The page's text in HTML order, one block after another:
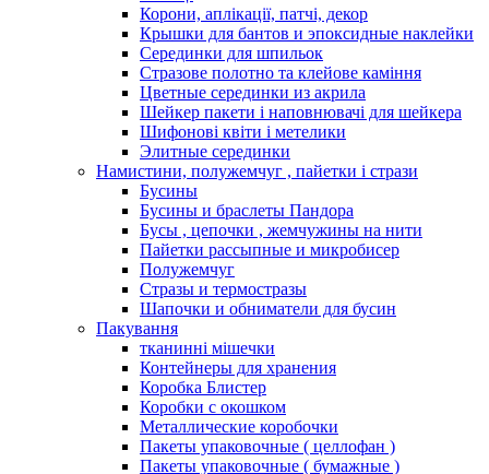
Корони, аплікації, патчі, декор
Крышки для бантов и эпоксидные наклейки
Серединки для шпильок
Стразове полотно та клейове каміння
Цветные серединки из акрила
Шейкер пакети і наповнювачі для шейкера
Шифонові квіти і метелики
Элитные серединки
Намистини, полужемчуг , пайетки і стрази
Бусины
Бусины и браслеты Пандора
Бусы , цепочки , жемчужины на нити
Пайетки рассыпные и микробисер
Полужемчуг
Стразы и термостразы
Шапочки и обниматели для бусин
Пакування
тканинні мішечки
Контейнеры для хранения
Коробка Блистер
Коробки с окошком
Металлические коробочки
Пакеты упаковочные ( целлофан )
Пакеты упаковочные ( бумажные )